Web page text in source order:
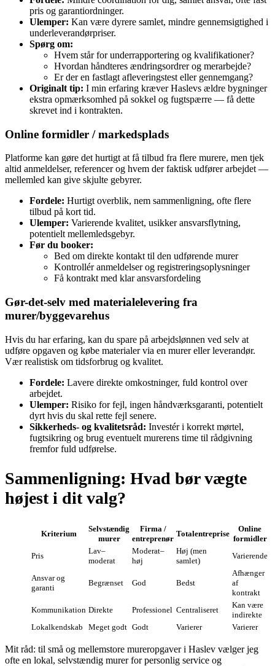
pris og garantiordninger.
Ulemper: Kan være dyrere samlet, mindre gennemsigtighed i
underleverandørpriser.
Spørg om:
Hvem står for underrapportering og kvalifikationer?
Hvordan håndteres ændringsordrer og merarbejde?
Er der en fastlagt afleveringstest eller gennemgang?
Originalt tip: I min erfaring kræver Haslevs ældre bygninger
ekstra opmærksomhed på sokkel og fugtspærre — få dette
skrevet ind i kontrakten.
Online formidler / markedsplads
Platforme kan gøre det hurtigt at få tilbud fra flere murere, men tjek
altid anmeldelser, referencer og hvem der faktisk udfører arbejdet —
mellemled kan give skjulte gebyrer.
Fordele: Hurtigt overblik, nem sammenligning, ofte flere
tilbud på kort tid.
Ulemper: Varierende kvalitet, usikker ansvarsflytning,
potentielt mellemledsgebyr.
Før du booker:
Bed om direkte kontakt til den udførende murer
Kontrollér anmeldelser og registreringsoplysninger
Få kontrakt med klar ansvarsfordeling
Gør-det-selv med materialelevering fra
murer/byggevarehus
Hvis du har erfaring, kan du spare på arbejdslønnen ved selv at
udføre opgaven og købe materialer via en murer eller leverandør.
Vær realistisk om tidsforbrug og kvalitet.
Fordele: Lavere direkte omkostninger, fuld kontrol over
arbejdet.
Ulemper: Risiko for fejl, ingen håndværksgaranti, potentielt
dyrt hvis du skal rette fejl senere.
Sikkerheds- og kvalitetsråd: Investér i korrekt mørtel,
fugtsikring og brug eventuelt murerens time til rådgivning
fremfor fuld udførelse.
Sammenligning: Hvad bør vægte
højest i dit valg?
Kriterium
Selvstændig
murer
Firma /
entreprenør
Totalentreprise
Online
formidler
Pris
Lav–
moderat
Moderat–
høj
Høj (men
samlet)
Varierende
Ansvar og
garanti
Begrænset God Bedst
Afhænger
af
kontrakt
Kommunikation Direkte Professionel Centraliseret
Kan være
indirekte
Lokalkendskab
Meget godt Godt Varierer Varierer
Mit råd: til små og mellemstore mureropgaver i Haslev vælger jeg
ofte en lokal, selvstændig murer for personlig service og